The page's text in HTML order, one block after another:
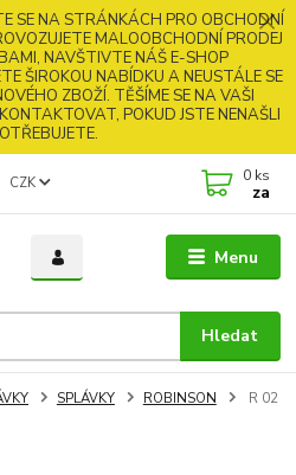
SE NA STRÁNKÁCH PRO OBCHODNÍ
MALOOBCHODNÍ PRODEJ
NAVŠTIVTE NÁŠ E-SHOP
ŠIROKOU NABÍDKU A NEUSTÁLE SE
ZBOŽÍ. TĚŠÍME SE NA VAŠI
POKUD JSTE NENAŠLI
Menu
CZK
Hledat
0 ks
za
SPLÁVKY ROBINSON R 02